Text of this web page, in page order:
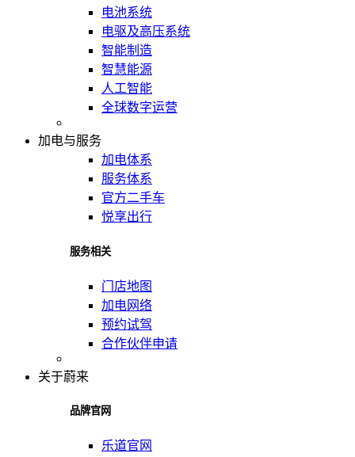
电池系统
电驱及高压系统
智能制造
智慧能源
人工智能
全球数字运营
加电与服务
加电体系
服务体系
官方二手车
悦享出行
服务相关
门店地图
加电网络
预约试驾
合作伙伴申请
关于蔚来
品牌官网
乐道官网